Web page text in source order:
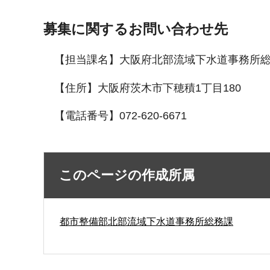
募集に関するお問い合わせ先
【担当課名】大阪府北部流域下水道事務所
【住所】大阪府茨木市下穂積1丁目180
【電話番号】072-620-6671
このページの作成所属
都市整備部北部流域下水道事務所総務課